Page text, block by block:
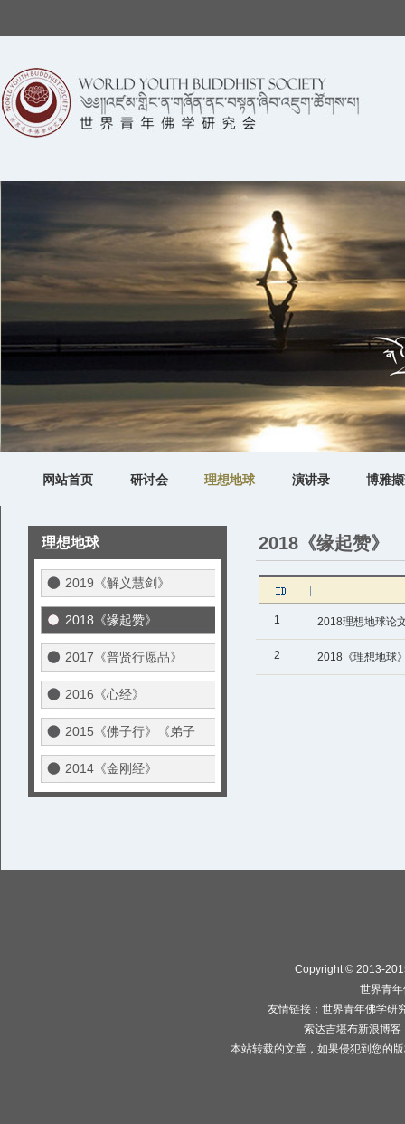
网站首页 研讨会 理想地球 演讲录 博雅
理想地球
2019《解义慧剑》
2018《缘起赞》
2017《普贤行愿品》
2016《心经》
2015《佛子行》《弟子
规》
2014《金刚经》
2018《缘起赞》
1 2018理想地球论
2 2018《理想地球
Copyright © 2013-
世界青
友情链接： 世界青年佛学研
索达吉堪布新浪博客
本站转载的文章，如果侵犯到您的